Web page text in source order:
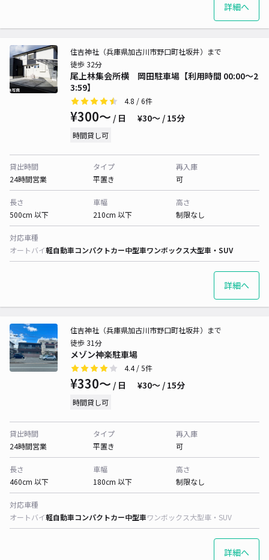
詳細へ
尾上林集会所横 岡田駐車場【利用時間 00:00～2
3:59】
住吉神社（兵庫県加古川市野口町社坂井）まで
徒歩 32分
4.8 / 6件
¥300〜 / 日 ¥30〜 / 15分
時間貸し可
貸出時間
24時間営業
タイプ
平置き
再入庫
可
長さ
500cm 以下
車幅
210cm 以下
高さ
制限なし
対応車種
オートバイ軽自動車コンパクトカー中型車ワンボックス大型車・SUV
詳細へ
メゾン神楽駐車場
住吉神社（兵庫県加古川市野口町社坂井）まで
徒歩 31分
4.4/ 5件
¥330〜 / 日 ¥30〜 / 15分
時間貸し可
貸出時間
24時間営業
タイプ
平置き
再入庫
可
長さ
460cm 以下
車幅
180cm 以下
高さ
制限なし
対応車種
オートバイ軽自動車コンパクトカー中型車ワンボックス大型車・SUV
詳細へ